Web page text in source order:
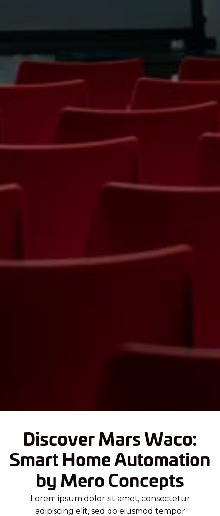
Discover Mars Waco:
Smart Home Automation
by Mero Concepts
Lorem ipsum dolor sit amet, consectetur
adipiscing elit, sed do eiusmod tempor